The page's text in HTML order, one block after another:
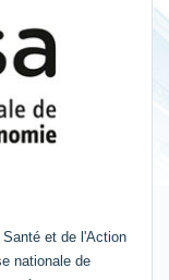
et de l'Action
nationale de